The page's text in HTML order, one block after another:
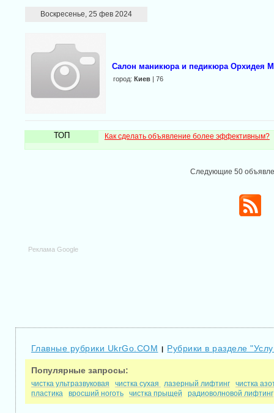
Воскресенье, 25 фев 2024
Салон маникюра и педикюра Орхидея
город: Киев| 76
ТОП Как сделать объявление более эффективным?
Следующие 50
Реклама Google
Главные рубрики UkrGo.COM | Рубрики в разделе
Популярные запросы:
чистка ультразвуковая чистка сухая лазерный лифтинг
чистка
пластика
вросший ноготь чистка прыщей радиоволновой лифтинг